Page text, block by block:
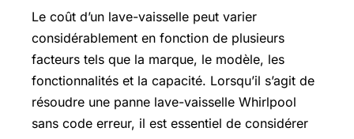
Le coût d’un lave-vaisselle peut varier
considérablement en fonction de plusieurs
facteurs tels que la marque, le modèle, les
fonctionnalités et la capacité. Lorsqu’il s’agit de
résoudre une panne lave-vaisselle Whirlpool
sans code erreur, il est essentiel de considérer